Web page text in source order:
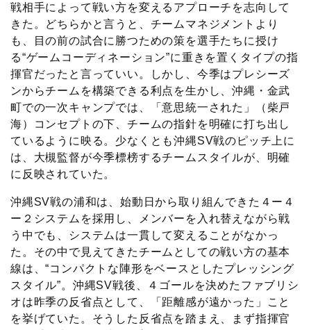
戦相手によって戦い方を変えるアプローチを志向して
きた。どちらかと言うと、チームマネジメントより
も、目の前の試合に勝つための策を選手たちに授け
る“ゲームコーディネーション”に重きを置くタイプの指
揮官だったと言っていい。しかし、今季はプレシーズ
ンからチームを構築できる利点を生かし、沖縄・金武
町での一次キャンプでは、「意思統一された」（柴戸
海）コンセプトの下、チームの指針を明確に打ち出し
ているように映る。少なくとも沖縄SV戦のピッチ上に
は、大槻監督が今季標榜するチームスタイルが、明確
に反映されていた。
沖縄SV戦の浦和は、始動日から取り組んできた４ー４
ー２システムを採用し、メンバーを入れ替えながら戦
う中でも、システムは一貫して変えることがなかっ
た。その中で見えてきたチームとしての戦い方の基本
線は、“コンパクトな陣形をベースとしたプレッシング
スタイル”。沖縄SV戦後、４ゴールを決めたファブリシ
オは昨季の反省点として、「距離感が遠かった」こと
を挙げていた。そうした反省点を踏まえ、まず指揮官